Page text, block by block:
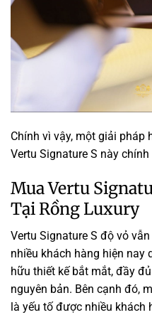
Chính vì vậy, một giải pháp
Vertu Signature S này
Mua Vertu
Tại Rồng Luxury
Vertu Signature S độ vỏ
nhiều khách hàng hiện nay
hữu thiết kế bắt mắt, đầy
nguyên bản. Bên cạnh đó,
là yếu tố được nhiều khách